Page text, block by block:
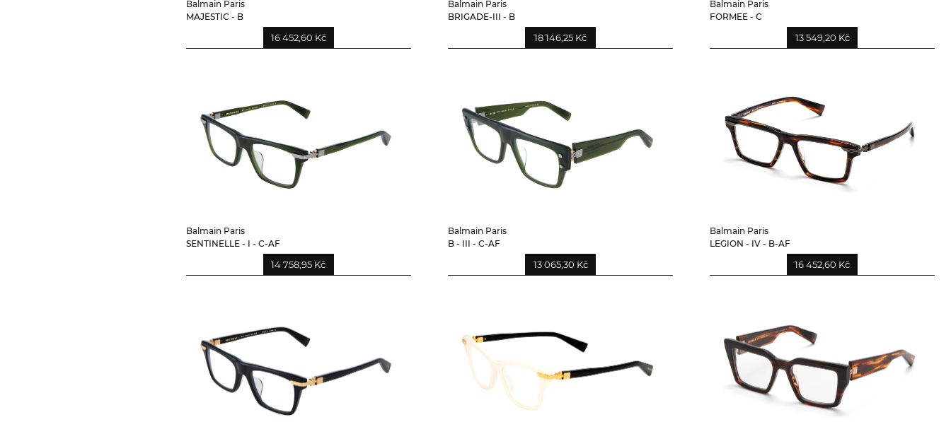
Balmain Paris
MAJESTIC - B
16 452,60 Kč
Balmain Paris
BRIGADE-III - B
18 146,25 Kč
Balmain Paris
FORMEE - C
13 549,20 Kč
Balmain Paris
SENTINELLE - I - C-AF
14 758,95 Kč
Balmain Paris
B - III - C-AF
13 065,30 Kč
Balmain Paris
LEGION - IV - B-AF
16 452,60 Kč